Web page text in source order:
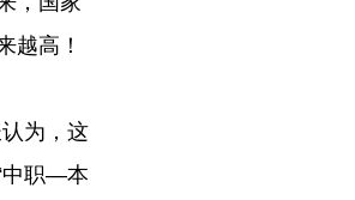
越高！
为，这
中职—本